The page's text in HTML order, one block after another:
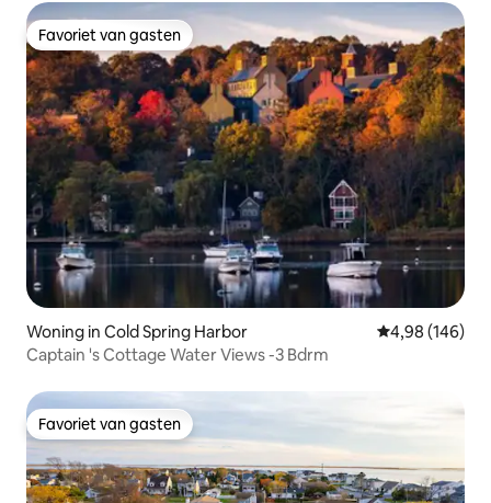
Favoriet van gasten
Favoriet van gasten
Woning in Cold Spring Harbor Gemiddelde
4,98 (146)
Captain 's Cottage Water Views -3 Bdrm
Favoriet van gasten
Favoriet van gasten